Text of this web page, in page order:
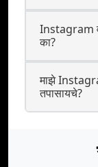
Instagram
का?
माझे
तपासायचे?